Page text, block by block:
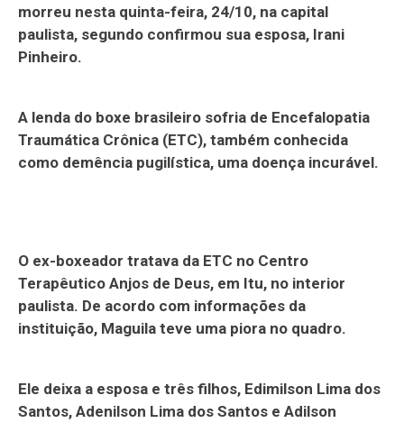
morreu nesta quinta-feira, 24/10, na capital
paulista, segundo confirmou sua esposa, Irani
Pinheiro.
A lenda do boxe brasileiro sofria de Encefalopatia
Traumática Crônica (ETC), também conhecida
como demência pugilística, uma doença incurável.
O ex-boxeador tratava da ETC no Centro
Terapêutico Anjos de Deus, em Itu, no interior
paulista. De acordo com informações da
instituição, Maguila teve uma piora no quadro.
Ele deixa a esposa e três filhos, Edimilson Lima dos
Santos, Adenilson Lima dos Santos e Adilson